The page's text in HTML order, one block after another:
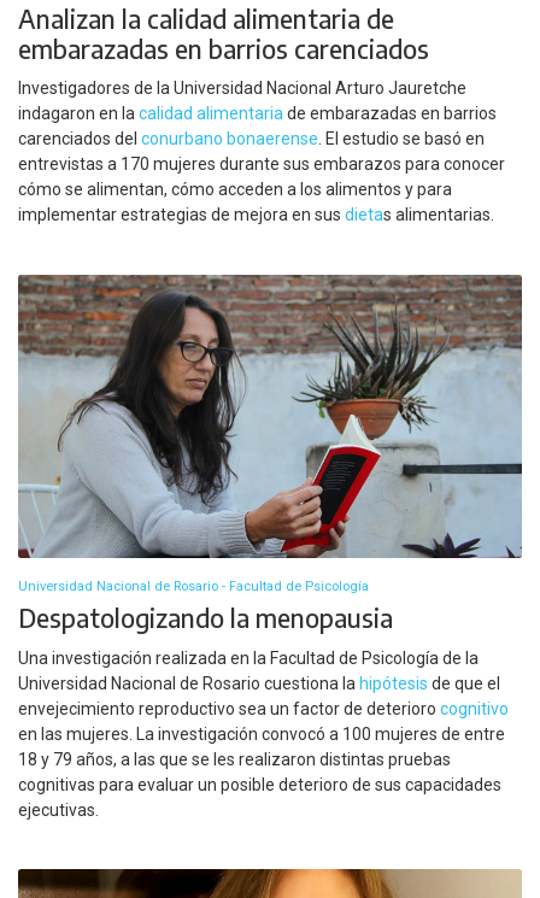
Analizan la calidad alimentaria de
embarazadas en barrios carenciados
Investigadores de la Universidad Nacional Arturo Jauretche
indagaron en lacalidad alimentariade embarazadas en barrios
carenciados del conurbano bonaerense. El estudio se basó en
entrevistas a 170 mujeres durante sus embarazos para conocer
cómo se alimentan, cómo acceden a los alimentos y para
implementar estrategias de mejora en sus dietas alimentarias.
Universidad Nacional de Rosario - Facultad de Psicología
Despatologizando la menopausia
Una investigación realizada en la Facultad de Psicología de la
Universidad Nacional de Rosario cuestiona la hipótesis de que el
envejecimiento reproductivo sea un factor de deterioro cognitivo
en las mujeres. La investigación convocó a 100 mujeres de entre
18 y 79 años, a las que se les realizaron distintas pruebas
cognitivas para evaluar un posible deterioro de sus capacidades
ejecutivas.